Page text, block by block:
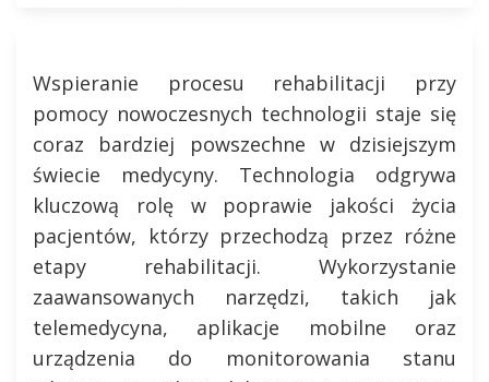
Wspieranie procesu rehabilitacji przy
pomocy nowoczesnych technologii staje się
coraz bardziej powszechne w dzisiejszym
świecie medycyny. Technologia odgrywa
kluczową rolę w poprawie jakości życia
pacjentów, którzy przechodzą przez różne
etapy rehabilitacji. Wykorzystanie
zaawansowanych narzędzi, takich jak
telemedycyna, aplikacje mobilne oraz
urządzenia do monitorowania stanu